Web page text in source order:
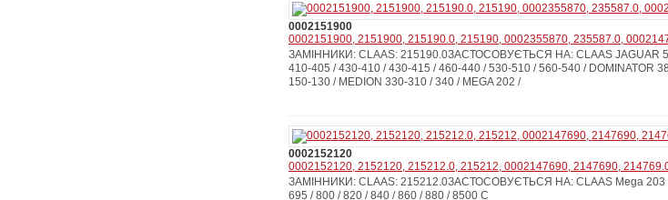
0002151900
0002151900, 2151900, 215190.0, 215190, 0002355870, 235587.0,
ЗАМІННИКИ: CLAAS: 215190.0ЗАСТОСОВУЄТЬСЯ НА: CLAAS JAGUAR
410-405 / 430-410 / 430-415 / 460-440 / 530-510 / 560-540 / DOMINATOR
150-130 / MEDION 330-310 / 340 / MEGA 202 /
0002152120
0002152120, 2152120, 215212.0, 215212, 0002147690, 2147690,
ЗАМІННИКИ: CLAAS: 215212.0ЗАСТОСОВУЄТЬСЯ НА: CLAAS Mega 203 /
695 / 800 / 820 / 840 / 860 / 880 / 8500 C